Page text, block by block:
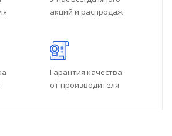
акций и распродаж
Гарантия качества
от производителя